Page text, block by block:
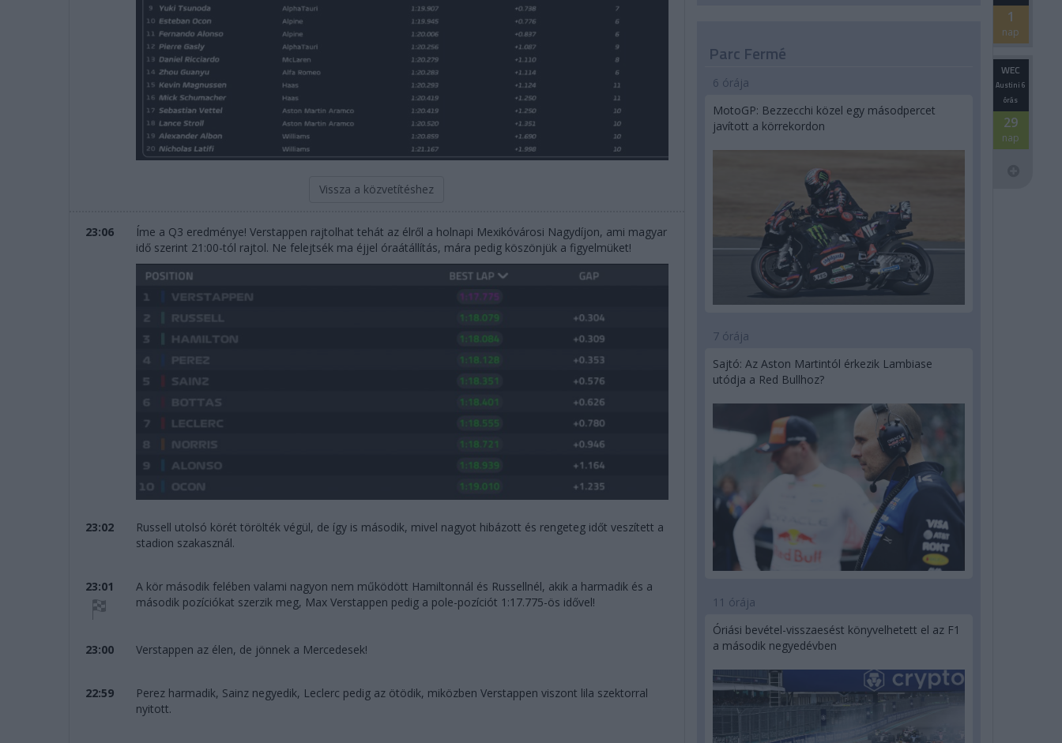
Vissza a közvetítéshez
23:06
Íme a Q3 eredménye! Verstappen rajtolhat tehát az élről a holnapi Mexikóvárosi Nagydíjon, ami magyar
idő szerint 21:00-tól rajtol. Ne felejtsék ma éjjel óraátállítás, mára pedig köszönjük a figyelmüket!
23:02
Russell utolsó körét törölték végül, de így is második, mivel nagyot hibázott és rengeteg időt veszített a
stadion szakasznál.
23:01
A kör második felében valami nagyon nem működött Hamiltonnál és Russellnél, akik a harmadik és a
második pozíciókat szerzik meg, Max Verstappen pedig a pole-pozíciót 1:17.775-ös idővel!
23:00 Verstappen az élen, de jönnek a Mercedesek!
22:59
Perez harmadik, Sainz negyedik, Leclerc pedig az ötödik, miközben Verstappen viszont lila szektorral
nyitott.
1
nap
WEC
Austini 6
órás
29
nap
Parc Fermé
6 órája
MotoGP: Bezzecchi közel egy másodpercet
javított a körrekordon
7 órája
Sajtó: Az Aston Martintól érkezik Lambiase
utódja a Red Bullhoz?
11 órája
Óriási bevétel-visszaesést könyvelhetett el az F1
a második negyedévben